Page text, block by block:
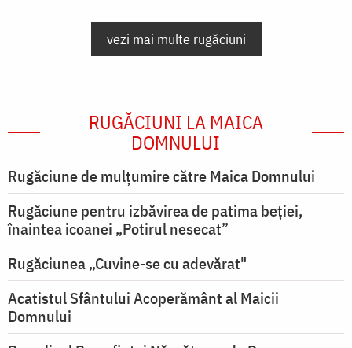
vezi mai multe rugăciuni
RUGĂCIUNI LA MAICA
DOMNULUI
Rugăciune de mulţumire către Maica Domnului
Rugăciune pentru izbăvirea de patima beției,
înaintea icoanei „Potirul nesecat”
Rugăciunea „Cuvine-se cu adevărat"
Acatistul Sfântului Acoperământ al Maicii
Domnului